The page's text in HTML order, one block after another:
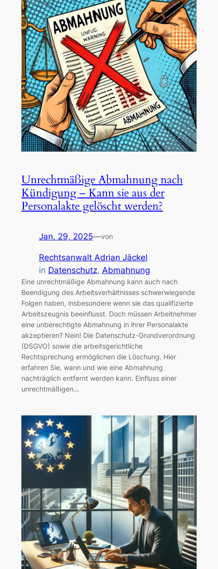
Unrechtmäßige Abmahnung nach
Kündigung – Kann sie aus der
Personalakte gelöscht werden?
Jan. 29, 2025—von
Rechtsanwalt Adrian Jäckel
in Datenschutz, Abmahnung
Eine unrechtmäßige Abmahnung kann auch nach
Beendigung des Arbeitsverhältnisses schwerwiegende
Folgen haben, insbesondere wenn sie das qualifizierte
Arbeitszeugnis beeinflusst. Doch müssen Arbeitnehmer
eine unberechtigte Abmahnung in ihrer Personalakte
akzeptieren? Nein! Die Datenschutz-Grundverordnung
(DSGVO) sowie die arbeitsgerichtliche
Rechtsprechung ermöglichen die Löschung. Hier
erfahren Sie, wann und wie eine Abmahnung
nachträglich entfernt werden kann. Einfluss einer
unrechtmäßigen…